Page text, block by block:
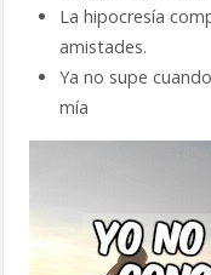
La hipocresía
amistades.
Ya no supe
mía